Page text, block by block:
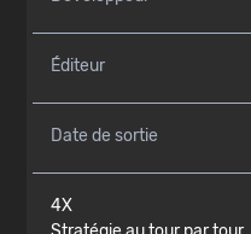
Éditeur
Date de sortie
4X